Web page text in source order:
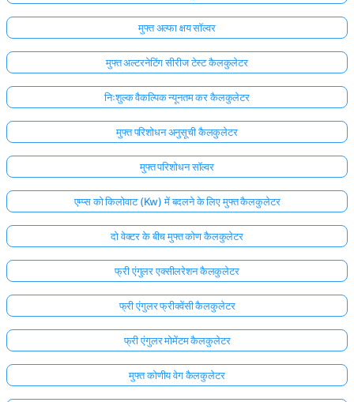
मुफ्त अल्फा क्षय सॉल्वर
मुफ्त अल्टरनेटिंग सीरीज टेस्ट कैलकुलेटर
निःशुल्क वैकल्पिक न्यूनतम कर कैलकुलेटर
मुफ्त परिशोधन अनुसूची कैलकुलेटर
मुफ्त परिशोधन सॉल्वर
एम्प्स को किलोवाट (Kw) में बदलने के लिए मुफ्त कैलकुलेटर
दो वेक्टर के बीच मुफ्त कोण कैलकुलेटर
फ्री एंगुलर एक्सीलरेशन कैलकुलेटर
फ्री एंगुलर फ्रीक्वेंसी कैलकुलेटर
फ्री एंगुलर मोमेंटम कैलकुलेटर
मुफ्त कोणीय वेग कैलकुलेटर